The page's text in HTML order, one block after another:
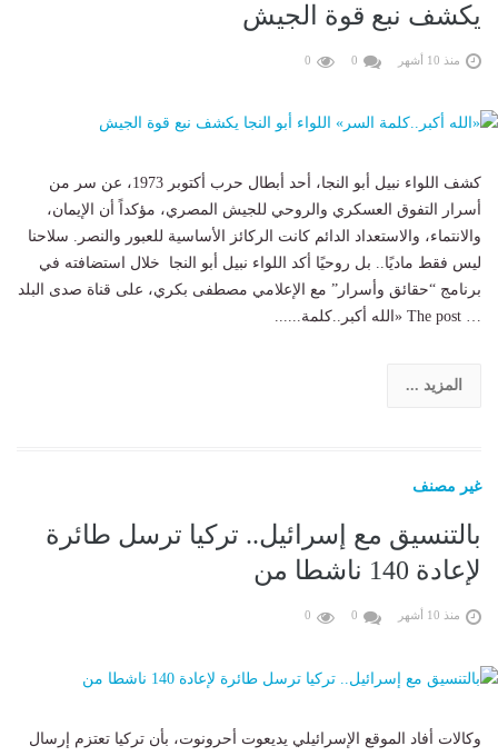
يكشف نبع قوة الجيش
منذ 10 أشهر 0
0
كشف اللواء نبيل أبو النجا، أحد أبطال حرب أكتوبر 1973، عن سر من
أسرار التفوق العسكري والروحي للجيش المصري، مؤكداً أن الإيمان،
والانتماء، والاستعداد الدائم كانت الركائز الأساسية للعبور والنصر. سلاحنا
ليس فقط ماديًا.. بل روحيًا أكد اللواء نبيل أبو النجا خلال استضافته في
برنامج “حقائق وأسرار” مع الإعلامي مصطفى بكري، على قناة صدى البلد
… The post «الله أكبر..كلمة......
المزيد ...
غير مصنف
بالتنسيق مع إسرائيل.. تركيا ترسل طائرة
لإعادة 140 ناشطا من
منذ 10 أشهر 0
0
وكالات أفاد الموقع الإسرائيلي يديعوت أحرونوت، بأن تركيا تعتزم إرسال